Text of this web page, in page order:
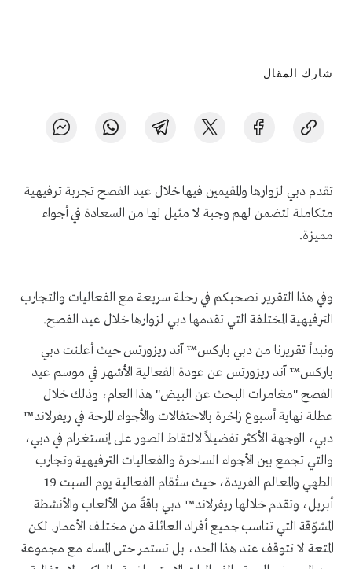
شارك المقال
تقدم دبي لزوارها والمقيمين فيها خلال عيد الفصح تجربة ترفيهية
متكاملة لتضمن لهم وجبة لا مثيل لها من السعادة في أجواء
مميزة.
وفي هذا التقرير نصحبكم في رحلة سريعة مع الفعاليات والتجارب
الترفيهية المختلفة التي تقدمها دبي لزوارها خلال عيد الفصح.
ونبدأ تقريرنا من دبي باركس™ آند ريزورتس حيث أعلنت دبي
باركس™ آند ريزورتس عن عودة الفعالية الأشهر في موسم عيد
الفصح "مغامرات البحث عن البيض" هذا العام، وذلك خلال
عطلة نهاية أسبوع زاخرة بالاحتفالات والأجواء المرحة في ريفرلاند™
دبي، الوجهة الأكثر تفضيلاً لالتقاط الصور على إنستغرام في دبي،
والتي تجمع بين الأجواء الساحرة والفعاليات الترفيهية وتجارب
الطهي والمعالم الفريدة، حيث ستُقام الفعالية يوم السبت 19
أبريل، وتقدم خلالها ريفرلاند™ دبي باقةً من الألعاب والأنشطة
المشوّقة التي تناسب جميع أفراد العائلة من مختلف الأعمار. لكن
المتعة لا تتوقف عند هذا الحد، بل تستمر حتى المساء مع مجموعة